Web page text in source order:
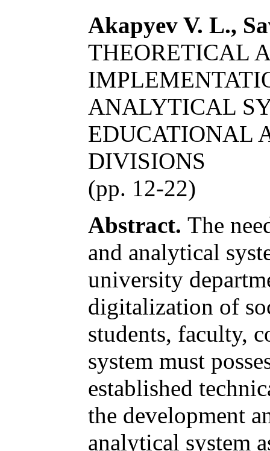
Akapyev V. L.,
THEORETICAL
ANALYTICAL
EDUCATIONAL
DIVISIONS
(pp. 12-22)
Abstract. The
and analytical
university
digitalization of
students, faculty,
system must
established
the development
analytical system